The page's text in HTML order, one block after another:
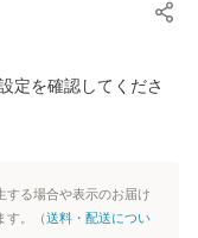
定を確認してくださ
る場合や表示のお届け
す。（送料・配送につい